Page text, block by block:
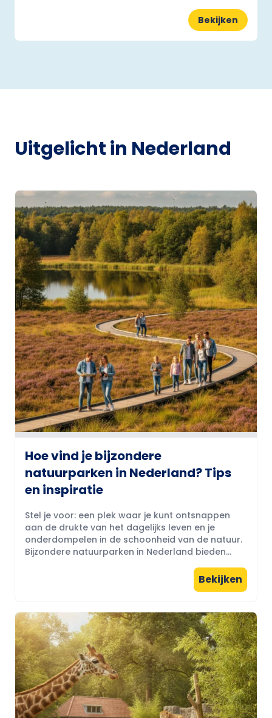
Bekijken
Uitgelicht in Nederland
Hoe vind je bijzondere
natuurparken in Nederland? Tips
en inspiratie
Stel je voor: een plek waar je kunt ontsnappen
aan de drukte van het dagelijks leven en je
onderdompelen in de schoonheid van de natuur.
Bijzondere natuurparken in Nederland bieden...
Bekijken